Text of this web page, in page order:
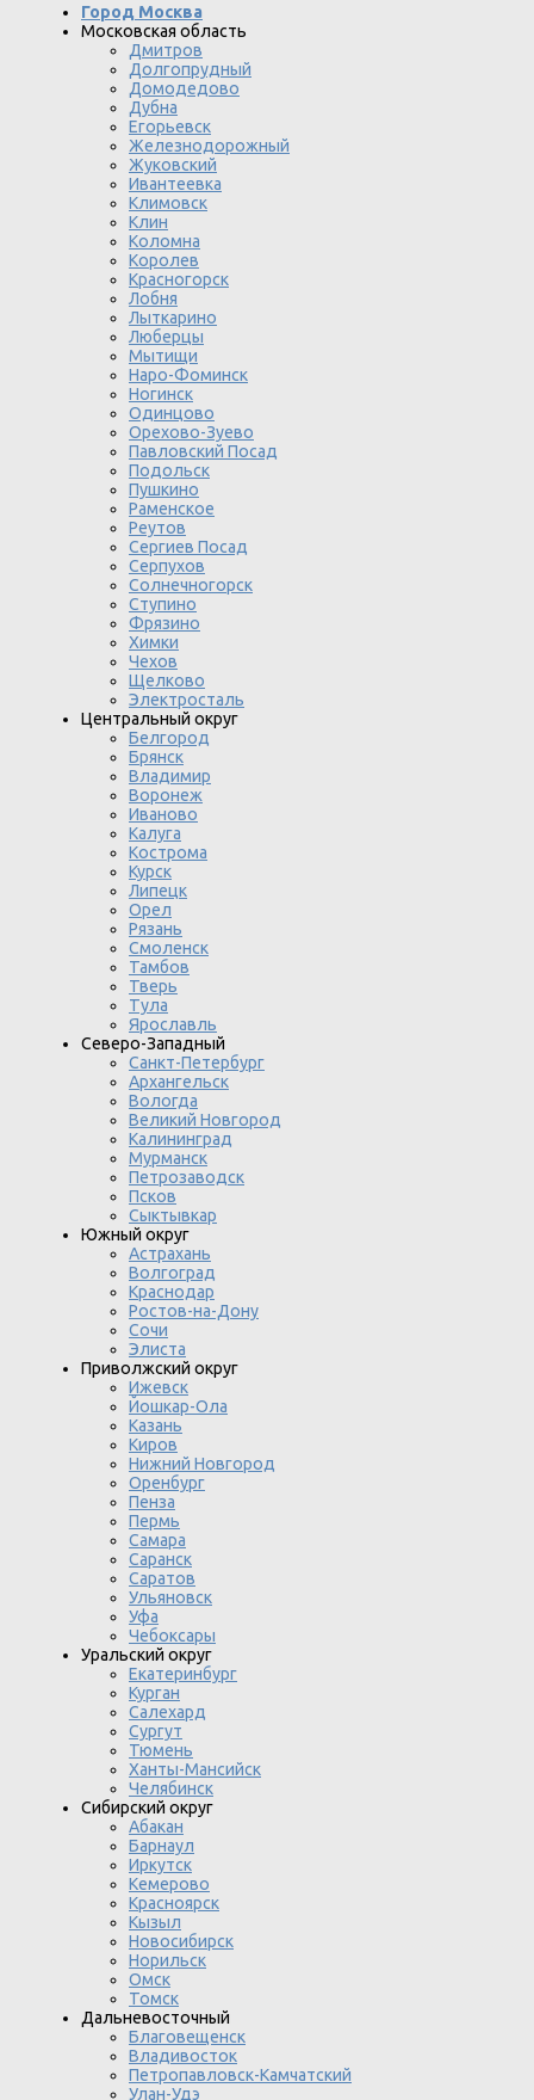
Город Москва
Московская область
Дмитров
Долгопрудный
Домодедово
Дубна
Егорьевск
Железнодорожный
Жуковский
Ивантеевка
Климовск
Клин
Коломна
Королев
Красногорск
Лобня
Лыткарино
Люберцы
Мытищи
Наро-Фоминск
Ногинск
Одинцово
Орехово-Зуево
Павловский Посад
Подольск
Пушкино
Раменское
Реутов
Сергиев Посад
Серпухов
Солнечногорск
Ступино
Фрязино
Химки
Чехов
Щелково
Электросталь
Центральный округ
Белгород
Брянск
Владимир
Воронеж
Иваново
Калуга
Кострома
Курск
Липецк
Орел
Рязань
Смоленск
Тамбов
Тверь
Тула
Ярославль
Северо-Западный
Санкт-Петербург
Архангельск
Вологда
Великий Новгород
Калининград
Мурманск
Петрозаводск
Псков
Сыктывкар
Южный округ
Астрахань
Волгоград
Краснодар
Ростов-на-Дону
Сочи
Элиста
Приволжский округ
Ижевск
Йошкар-Ола
Казань
Киров
Нижний Новгород
Оренбург
Пенза
Пермь
Самара
Саранск
Саратов
Ульяновск
Уфа
Чебоксары
Уральский округ
Екатеринбург
Курган
Салехард
Сургут
Тюмень
Ханты-Мансийск
Челябинск
Сибирский округ
Абакан
Барнаул
Иркутск
Кемерово
Красноярск
Кызыл
Новосибирск
Норильск
Омск
Томск
Дальневосточный
Благовещенск
Владивосток
Петропавловск-Камчатский
Улан-Удэ